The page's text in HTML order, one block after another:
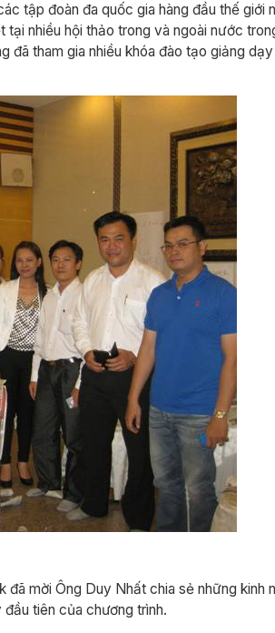
tập đoàn đa quốc gia hàng đầu thế giới
nhiều hội thảo trong và ngoài nước
tham gia nhiều khóa đào tạo giảng
mời Ông Duy Nhất chia sẻ những kinh
tiên của chương trình.